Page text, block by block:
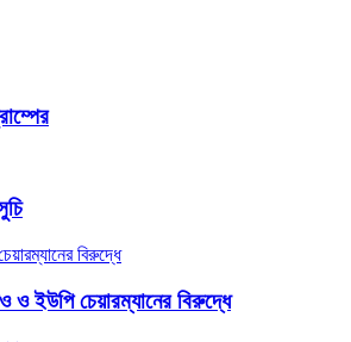
ইউপি চেয়ারম্যানের বিরুদ্ধে